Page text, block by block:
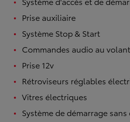
Prise auxiliaire
Système Stop & Start
Commandes audio au volant
Prise 12v
Rétroviseurs réglables
Vitres électriques
Système de démarrage sans